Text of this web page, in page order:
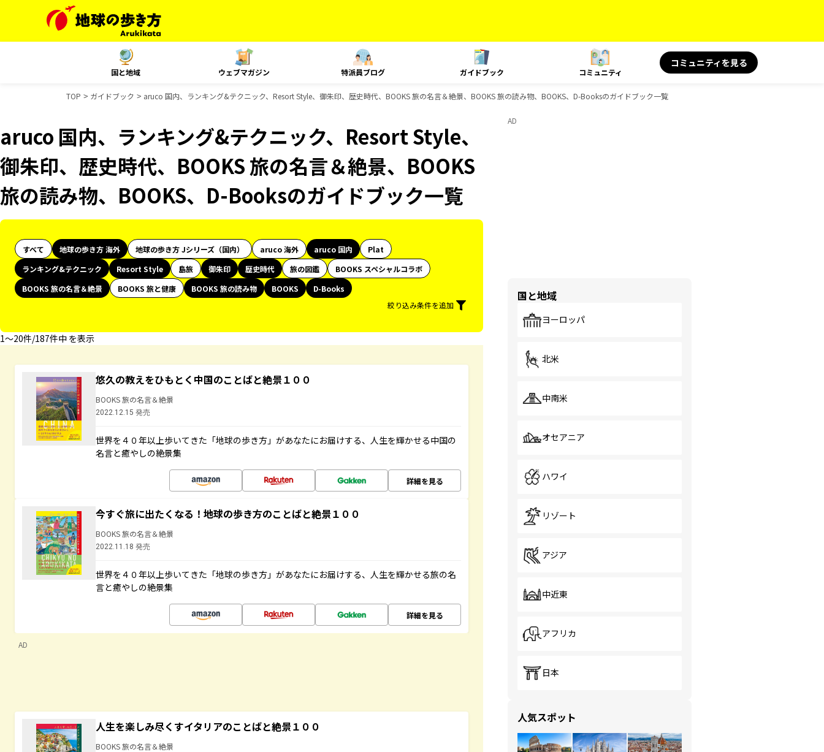
国と地域 ウェブマガジン 特派員ブログ ガイドブック コミュニティ
コミュニティを見る
TOP ガイドブック aruco 国内、ランキング&テクニック、Resort Style、御朱印、歴史時代、BOOKS 旅の名言＆絶景、BOOKS 旅の読み物、BOOKS、D-Booksのガイドブック一覧
aruco 国内、ランキング&テクニック、Resort Style、
御朱印、歴史時代、BOOKS 旅の名言＆絶景、BOOKS
旅の読み物、BOOKS、D-Booksのガイドブック一覧
すべて 地球の歩き方 海外 地球の歩き方 Jシリーズ（国内） aruco 海外 aruco 国内
Plat
ランキング&テクニック
Resort Style 島旅 御朱印 歴史時代 旅の図鑑
BOOKS スペシャルコラボ
BOOKS 旅の名言＆絶景
BOOKS 旅と健康 BOOKS 旅の読み物 BOOKS
D-Books
絞り込み条件を追加
1〜20件/187件中 を表示
悠久の教えをひもとく中国のことばと絶景１００
BOOKS 旅の名言＆絶景
2022.12.15 発売
世界を４０年以上歩いてきた「地球の歩き方」があなたにお届けする、人生を輝かせる中国の
名言と癒やしの絶景集
詳細を見る
今すぐ旅に出たくなる！地球の歩き方のことばと絶景１００
BOOKS 旅の名言＆絶景
2022.11.18 発売
世界を４０年以上歩いてきた「地球の歩き方」があなたにお届けする、人生を輝かせる旅の名
言と癒やしの絶景集
詳細を見る
AD
人生を楽しみ尽くすイタリアのことばと絶景１００
BOOKS 旅の名言＆絶景
AD
国と地域
ヨーロッパ
北米
中南米
オセアニア
ハワイ
リゾート
アジア
中近東
アフリカ
日本
人気スポット